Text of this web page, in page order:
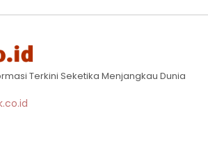
Terkini Seketika Menjangkau Dunia